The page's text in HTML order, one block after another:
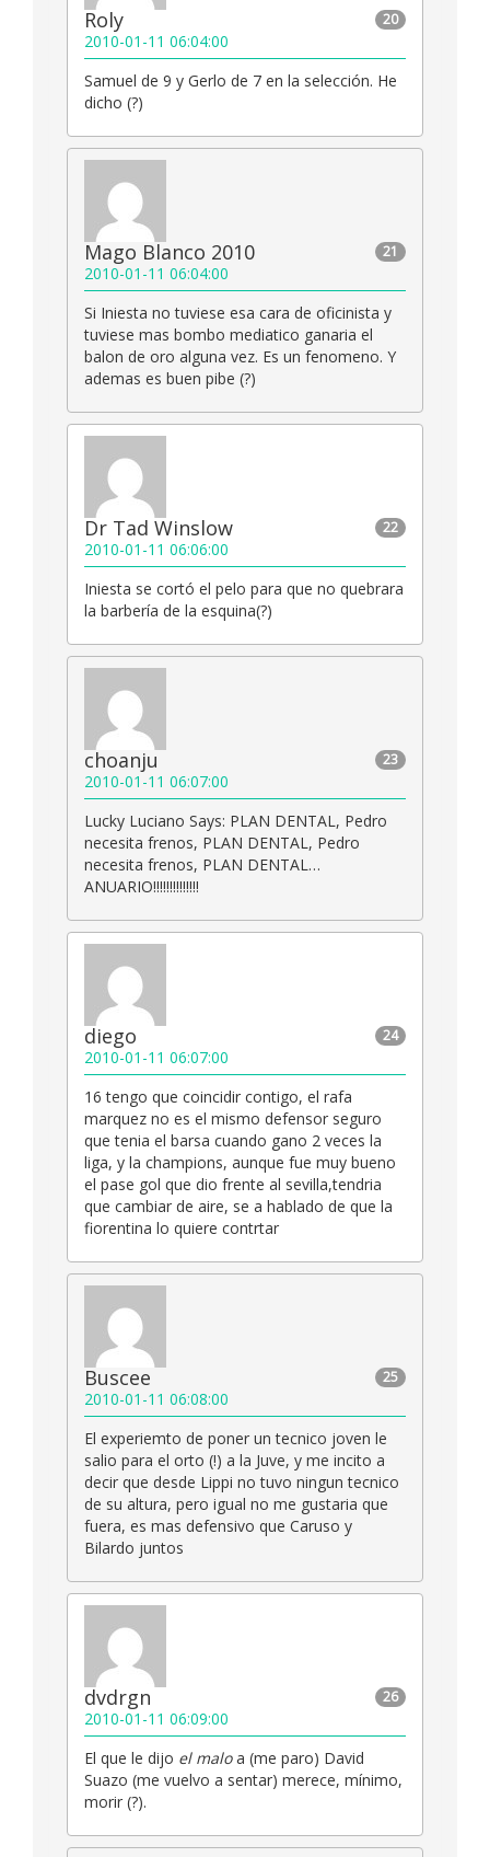
20
Roly
2010-01-11 06:04:00
Samuel de 9 y Gerlo de 7 en la selección. He
dicho (?)
21
Mago Blanco 2010
2010-01-11 06:04:00
Si Iniesta no tuviese esa cara de oficinista y
tuviese mas bombo mediatico ganaria el
balon de oro alguna vez. Es un fenomeno. Y
ademas es buen pibe (?)
22
Dr Tad Winslow
2010-01-11 06:06:00
Iniesta se cortó el pelo para que no quebrara
la barbería de la esquina(?)
23
choanju
2010-01-11 06:07:00
Lucky Luciano Says: PLAN DENTAL, Pedro
necesita frenos, PLAN DENTAL, Pedro
necesita frenos, PLAN DENTAL…
ANUARIO!!!!!!!!!!!!!!
24
diego
2010-01-11 06:07:00
16 tengo que coincidir contigo, el rafa
marquez no es el mismo defensor seguro
que tenia el barsa cuando gano 2 veces la
liga, y la champions, aunque fue muy bueno
el pase gol que dio frente al sevilla,tendria
que cambiar de aire, se a hablado de que la
fiorentina lo quiere contrtar
25
Buscee
2010-01-11 06:08:00
El experiemto de poner un tecnico joven le
salio para el orto (!) a la Juve, y me incito a
decir que desde Lippi no tuvo ningun tecnico
de su altura, pero igual no me gustaria que
fuera, es mas defensivo que Caruso y
Bilardo juntos
26
dvdrgn
2010-01-11 06:09:00
El que le dijo el maloa (me paro) David
Suazo (me vuelvo a sentar) merece, mínimo,
morir (?).